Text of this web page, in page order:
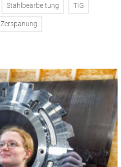
Stahlbearbeitung TIG
Zerspanung